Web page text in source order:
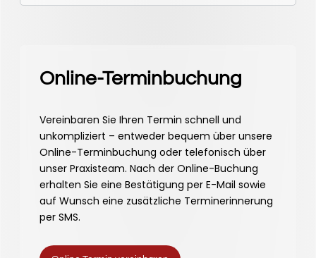
Online-Terminbuchung
Vereinbaren Sie Ihren Termin schnell und
unkompliziert – entweder bequem über unsere
Online-Terminbuchung oder telefonisch über
unser Praxisteam. Nach der Online-Buchung
erhalten Sie eine Bestätigung per E-Mail sowie
auf Wunsch eine zusätzliche Terminerinnerung
per SMS.